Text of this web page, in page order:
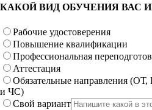
КАКОЙ ВИД ОБУЧЕНИЯ ВАС
Рабочие удостоверения
Повышение квалификации
Профессиональная
Аттестация
Обязательные направления (ОТ,
и ЧС)
Свой вариант